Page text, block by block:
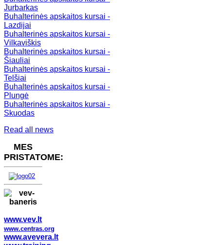
Jurbarkas
Buhalterinės apskaitos kursai -
Lazdijai
Buhalterinės apskaitos kursai -
Vilkaviškis
Buhalterinės apskaitos kursai -
Šiauliai
Buhalterinės apskaitos kursai -
Telšiai
Buhalterinės apskaitos kursai -
Plungė
Buhalterinės apskaitos kursai -
Skuodas
Read all news
MES
PRISTATOME:
www.vev.lt
www.centras.org
www.avevera.lt